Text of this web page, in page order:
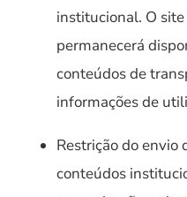
institucional. O
permanecerá
conteúdos de
informações de
Restrição do envio
conteúdos